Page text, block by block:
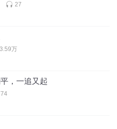
27
3.59万
，一追又起